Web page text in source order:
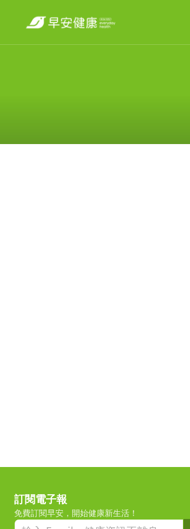
訂閱電子報
免費訂閱早安，開始健康新生活！